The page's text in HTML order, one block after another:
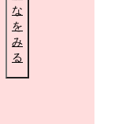
な
を
み
る